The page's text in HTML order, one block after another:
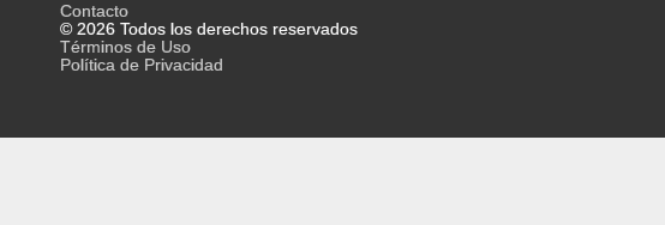
Contacto
© 2026 Todos los derechos reservados
Términos de Uso
Política de Privacidad